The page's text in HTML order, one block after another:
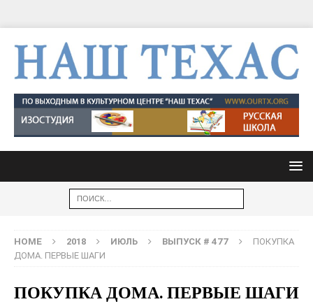
HOME 2018 ИЮЛЬ ВЫПУСК # 477
ПОКУПКА
ДОМА. ПЕРВЫЕ ШАГИ
ПОКУПКА ДОМА. ПЕРВЫЕ ШАГИ